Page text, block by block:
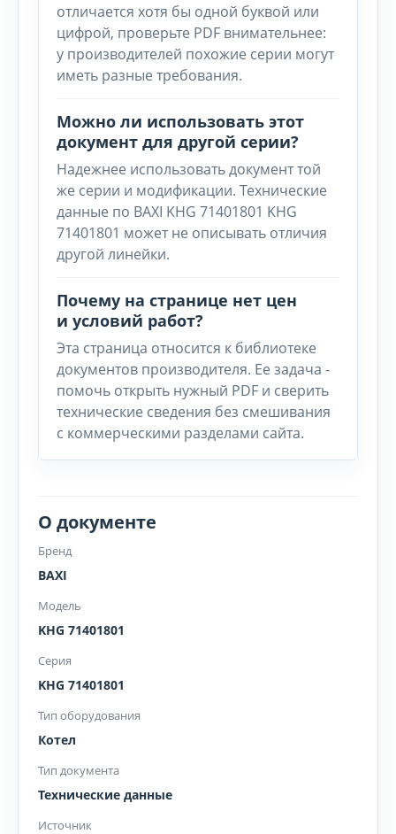
отличается хотя бы одной буквой или
цифрой, проверьте PDF внимательнее:
у производителей похожие серии могут
иметь разные требования.
Можно ли использовать этот
документ для другой серии?
Надежнее использовать документ той
же серии и модификации. Технические
данные по BAXI KHG 71401801 KHG
71401801 может не описывать отличия
другой линейки.
Почему на странице нет цен
и условий работ?
Эта страница относится к библиотеке
документов производителя. Ее задача -
помочь открыть нужный PDF и сверить
технические сведения без смешивания
с коммерческими разделами сайта.
О документе
Бренд
BAXI
Модель
KHG 71401801
Серия
KHG 71401801
Тип оборудования
Котел
Тип документа
Технические данные
Источник